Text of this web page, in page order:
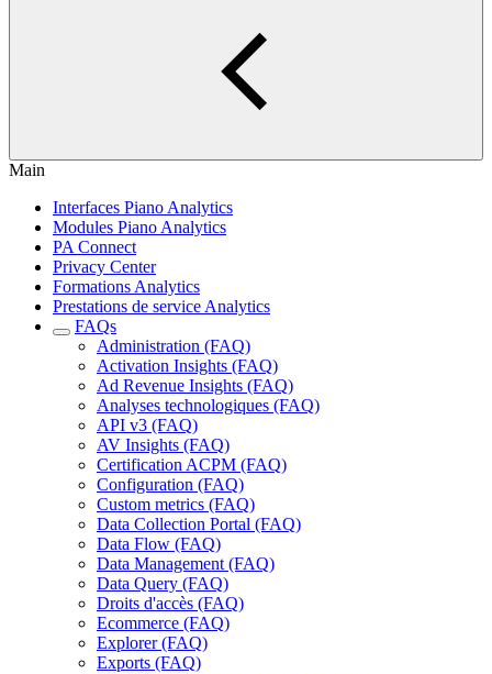
Main
Interfaces Piano Analytics
Modules Piano Analytics
PA Connect
Privacy Center
Formations Analytics
Prestations de service Analytics
FAQs
Administration (FAQ)
Activation Insights (FAQ)
Ad Revenue Insights (FAQ)
Analyses technologiques (FAQ)
API v3 (FAQ)
AV Insights (FAQ)
Certification ACPM (FAQ)
Configuration (FAQ)
Custom metrics (FAQ)
Data Collection Portal (FAQ)
Data Flow (FAQ)
Data Management (FAQ)
Data Query (FAQ)
Droits d'accès (FAQ)
Ecommerce (FAQ)
Explorer (FAQ)
Exports (FAQ)